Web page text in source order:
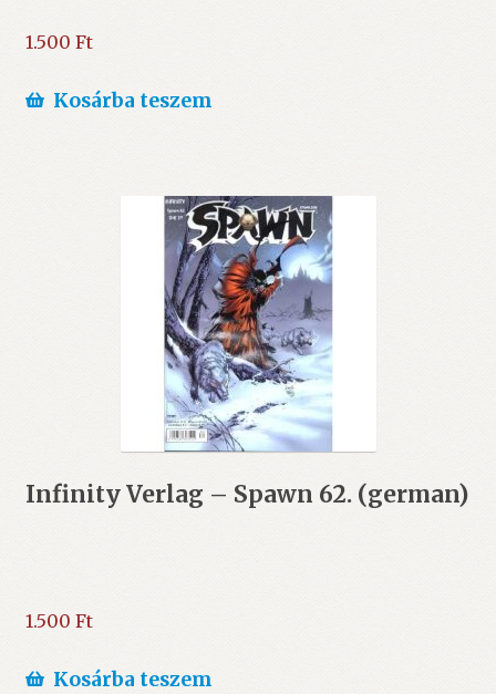
1.500 Ft
Kosárba teszem
Infinity Verlag – Spawn 62. (german)
1.500 Ft
Kosárba teszem